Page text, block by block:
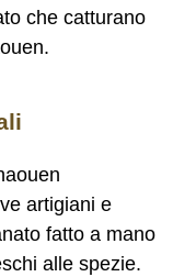
che catturano
artigiani e
fatto a mano
alle spezie.